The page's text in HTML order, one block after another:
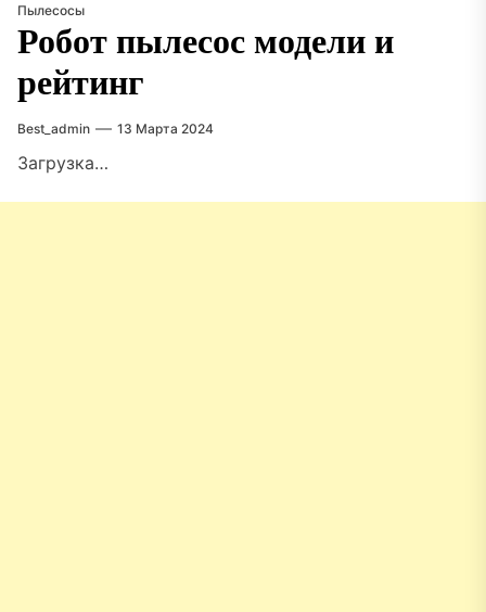
Пылесосы
Робот пылесос модели и
рейтинг
Best_admin 13 Марта 2024
Загрузка…